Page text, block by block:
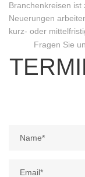
Branchenkreisen
Neuerungen
kurz- oder
Fragen Sie